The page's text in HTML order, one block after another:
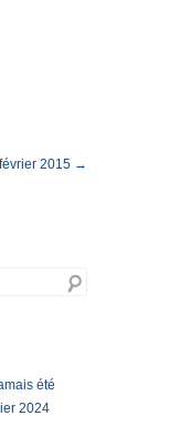
2015 →
été
2024